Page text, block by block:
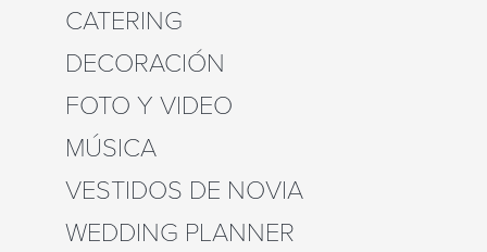
CATERING
DECORACIÓN
FOTO Y VIDEO
MÚSICA
VESTIDOS DE NOVIA
WEDDING PLANNER